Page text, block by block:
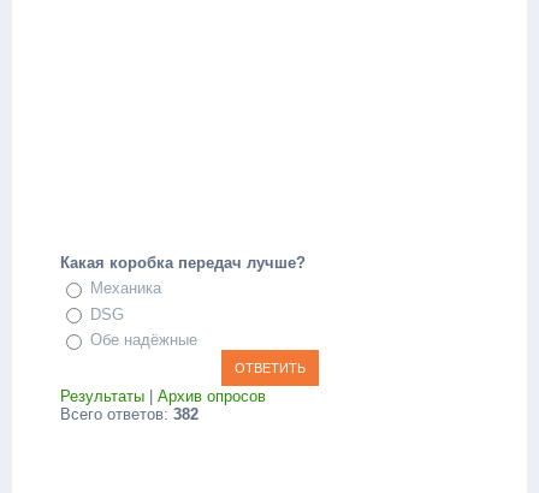
Какая коробка передач лучше?
Механика
DSG
Обе надёжные
Результаты | Архив опросов
Всего ответов: 382